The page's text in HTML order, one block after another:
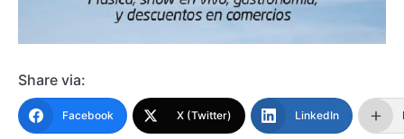
Share via:
Facebook X (Twitter) LinkedIn